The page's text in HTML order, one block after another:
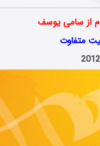
از سامی یوسف
متفاوت